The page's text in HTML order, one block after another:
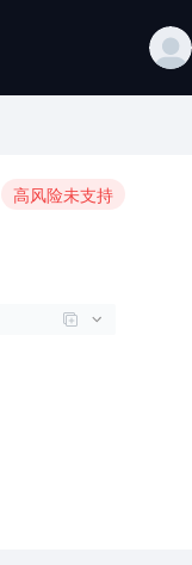
高风险未支持